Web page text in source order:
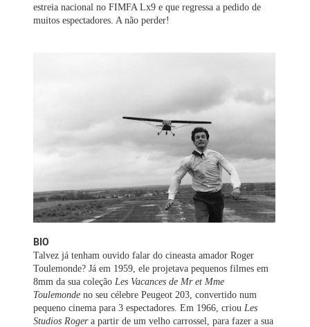
estreia nacional no FIMFA Lx9 e que regressa a pedido de
muitos espectadores. A não perder!
BIO
Talvez já tenham ouvido falar do cineasta amador Roger
Toulemonde? Já em 1959, ele projetava pequenos filmes em
8mm da sua coleção Les Vacances de Mr et Mme
Toulemondeno seu célebre Peugeot 203, convertido num
pequeno cinema para 3 espectadores. Em 1966, criou Les
Studios Rogera partir de um velho carrossel, para fazer a sua